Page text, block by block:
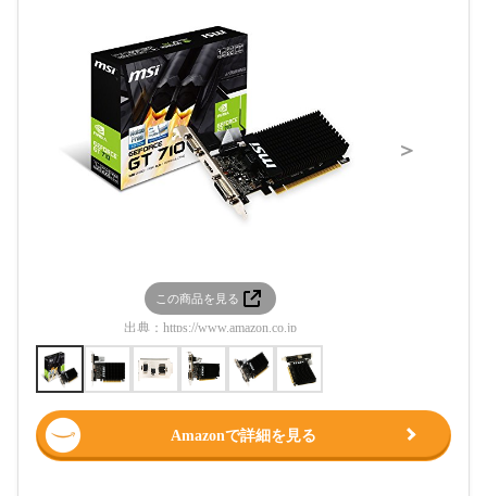
この商品を見る
出典： https://www.amazon.co.jp
＞
Amazonで詳細を見る